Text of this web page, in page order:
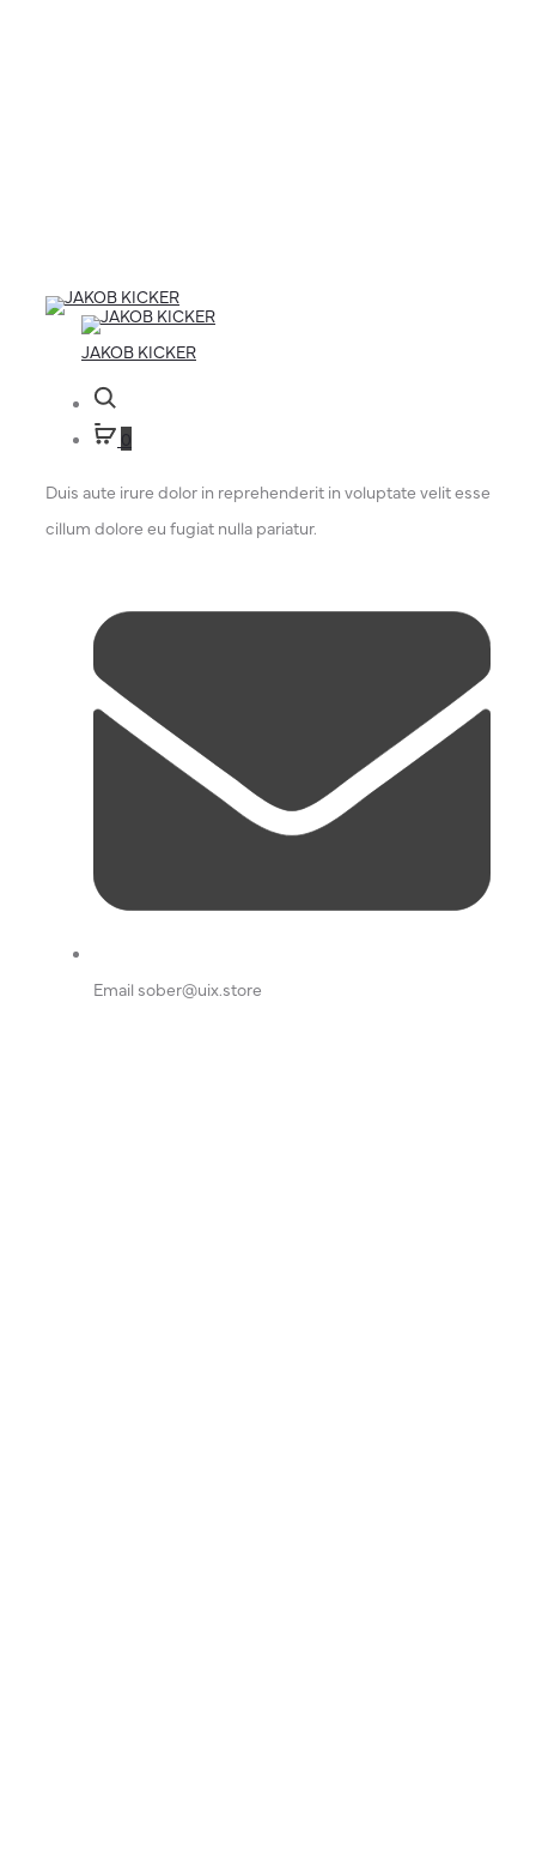
JAKOB KICKER
0
Duis aute irure dolor in reprehenderit in voluptate velit esse
cillum dolore eu fugiat nulla pariatur.
Email sober@uix.store